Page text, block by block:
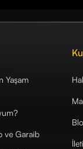
Yaşam
ve Garaib